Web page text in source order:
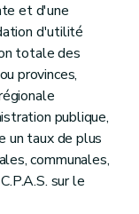
et d'une
d'utilité
totale des
provinces,
publique,
un taux de plus
communales,
sur le